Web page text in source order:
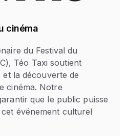
cinéma
du Festival du
Téo Taxi soutient
la découverte de
cinéma. Notre
que le public puisse
événement culturel